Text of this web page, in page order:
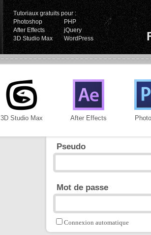
Tutoriaux gratuits pour :
Photoshop
PHP
After Effects
jQuery
3D Studio Max
WordPress
3D Studio Max After Effects
Pseudo
Mot de passe
Connexion automatique